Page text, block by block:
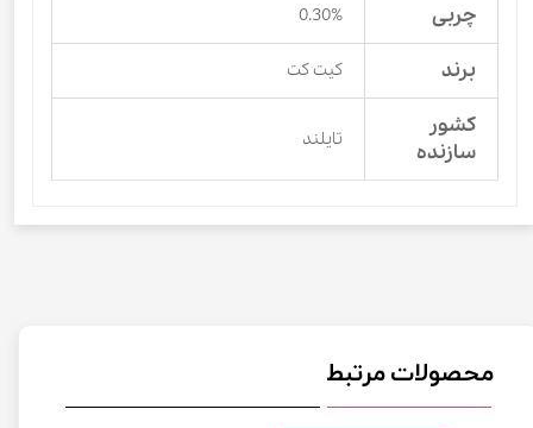
چربی 0.30%
برند کیت کت
کشور
سازنده
تایلند
محصولات مرتبط